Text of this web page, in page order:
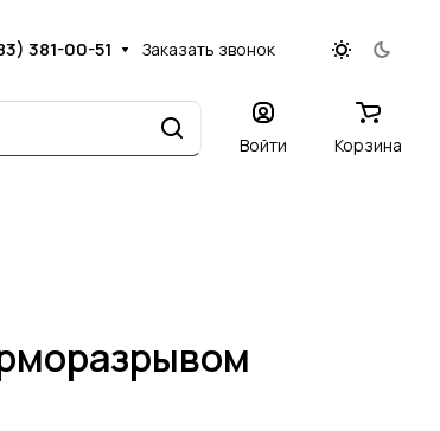
381-00-51 Заказать звонок
Войти Корзина